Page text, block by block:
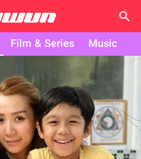
search
Film & Series Music